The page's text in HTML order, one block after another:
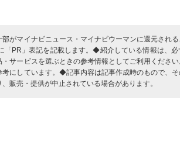
がマイナビニュース・マイナビウーマンに還元され
「PR」表記を記載します。◆紹介している情報は、
サービスを選ぶときの参考情報としてご利用くださ
にしています。◆記事内容は記事作成時のもので、
販売・提供が中止されている場合があります。